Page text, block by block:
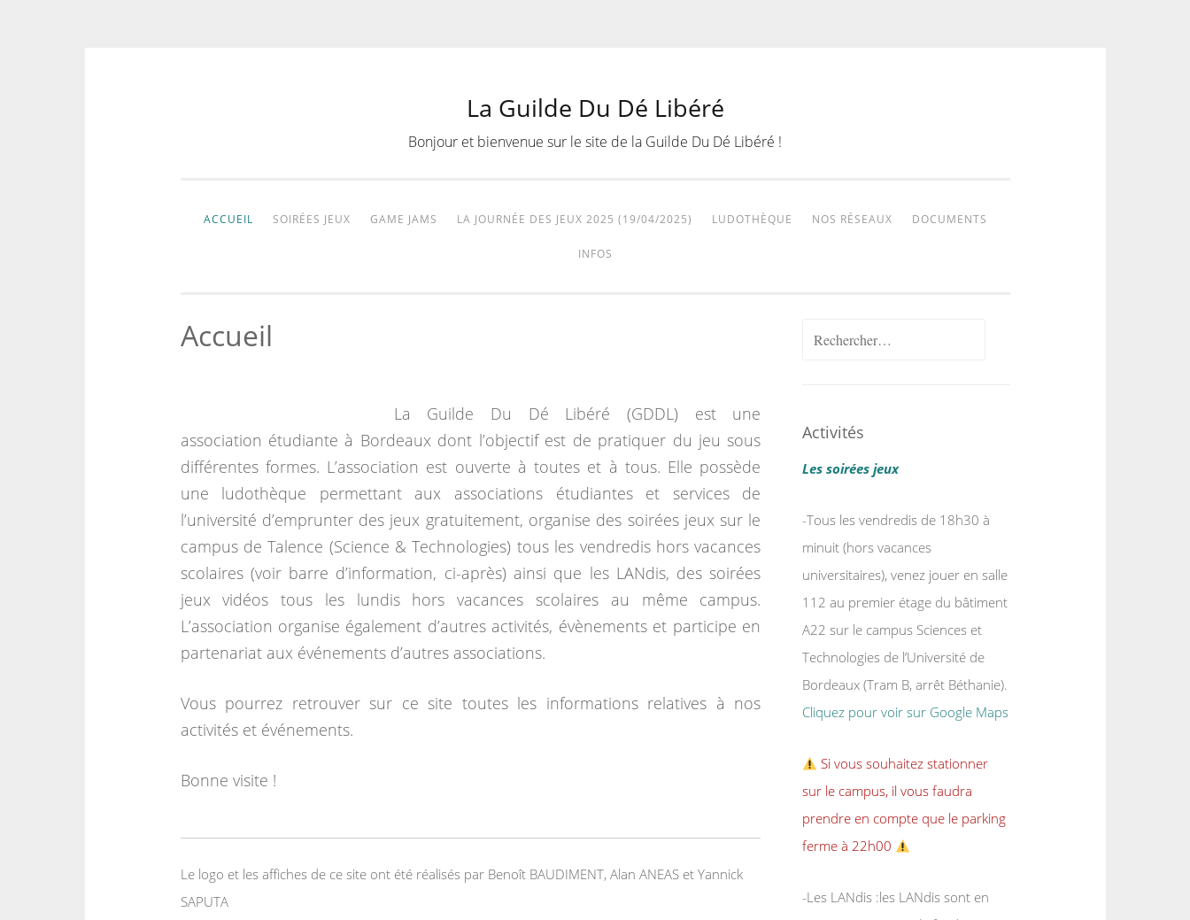
La Guilde Du Dé Libéré
Bonjour et bienvenue sur le site de la Guilde Du Dé Libéré !
ACCUEIL SOIRÉES JEUX GAME JAMS LA JOURNÉE DES JEUX 2025 (19/04/2025) LUDOTHÈQUE NOS RÉSEAUX DOCUMENTS
INFOS
Accueil
La Guilde Du Dé Libéré (GDDL) est une
association étudiante à Bordeaux dont l’objectif est de pratiquer du jeu sous
différentes formes. L’association est ouverte à toutes et à tous. Elle possède
une ludothèque permettant aux associations étudiantes et services de
l’université d’emprunter des jeux gratuitement, organise des soirées jeux sur le
campus de Talence (Science & Technologies) tous les vendredis hors vacances
scolaires (voir barre d’information, ci-après) ainsi que les LANdis, des soirées
jeux vidéos tous les lundis hors vacances scolaires au même campus.
L’association organise également d’autres activités, évènements et participe en
partenariat aux événements d’autres associations.
Vous pourrez retrouver sur ce site toutes les informations relatives à nos
activités et événements.
Bonne visite !
Le logo et les affiches de ce site ont été réalisés par Benoît BAUDIMENT, Alan ANEAS et Yannick
SAPUTA
Rechercher :
Activités
Les soirées jeux
-Tous les vendredis de 18h30 à
minuit (hors vacances
universitaires), venez jouer en salle
112 au premier étage du bâtiment
A22 sur le campus Sciences et
Technologies de l’Université de
Bordeaux (Tram B, arrêt Béthanie).
Cliquez pour voir sur Google Maps
Si vous souhaitez stationner
sur le campus, il vous faudra
prendre en compte que le parking
ferme à 22h00
-Les LANdis :les LANdis sont en